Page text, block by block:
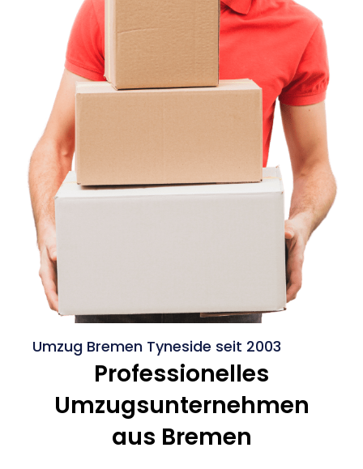
Umzug Bremen Tyneside seit 2003
Professionelles
Umzugsunternehmen
aus Bremen